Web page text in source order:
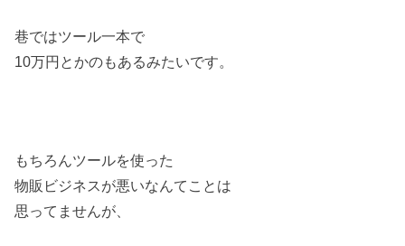
巷ではツール一本で
10万円とかのもあるみたいです。
もちろんツールを使った
物販ビジネスが悪いなんてことは
思ってませんが、